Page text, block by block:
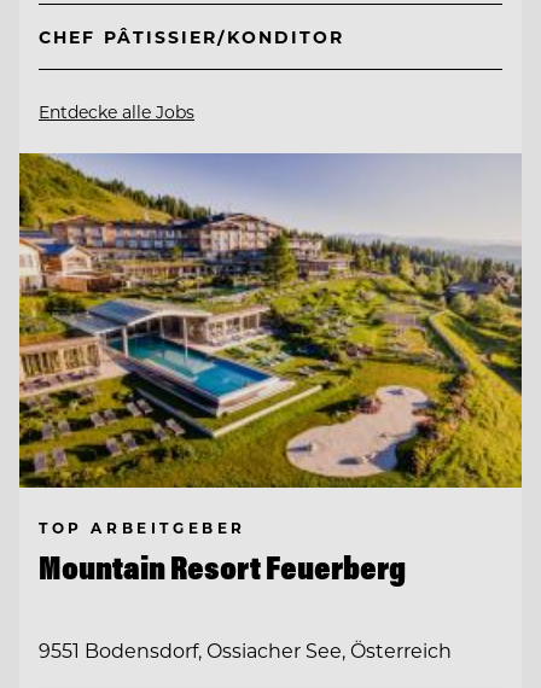
CHEF PÂTISSIER/KONDITOR
Entdecke alle Jobs
TOP ARBEITGEBER
Mountain Resort Feuerberg
9551 Bodensdorf, Ossiacher See, Österreich